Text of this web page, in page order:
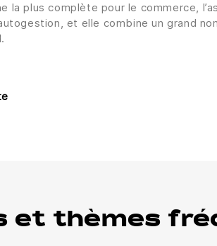
la plus complète pour le commerce,
et elle combine un grand
et thèmes